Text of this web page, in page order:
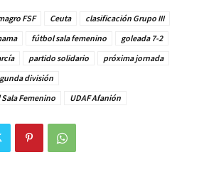
FSF Ceuta
clasificación Grupo III
fútbol sala femenino
goleada 7-2
partido solidario
próxima jornada
división
Femenino
UDAF Afanión